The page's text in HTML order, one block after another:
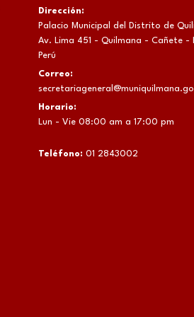
Dirección:
Palacio Municipal del Distrito de
Av. Lima 451 - Quilmana - Cañete -
Perú
Correo:
Horario:
Lun - Vie 08:00 am a 17:00 pm
Teléfono: 01 2843002